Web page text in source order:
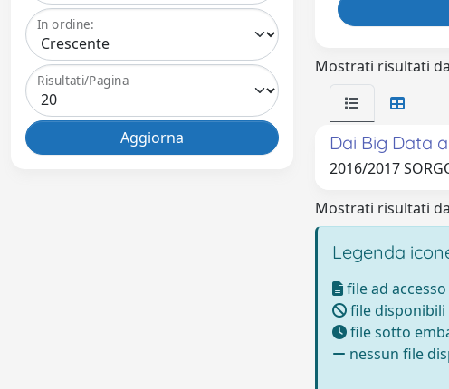
In ordine:
Risultati/Pagina
Mostrati risultati
Dai Big Data
2016/2017
Mostrati risultati
Legenda
file ad
file
file sotto
nessun file